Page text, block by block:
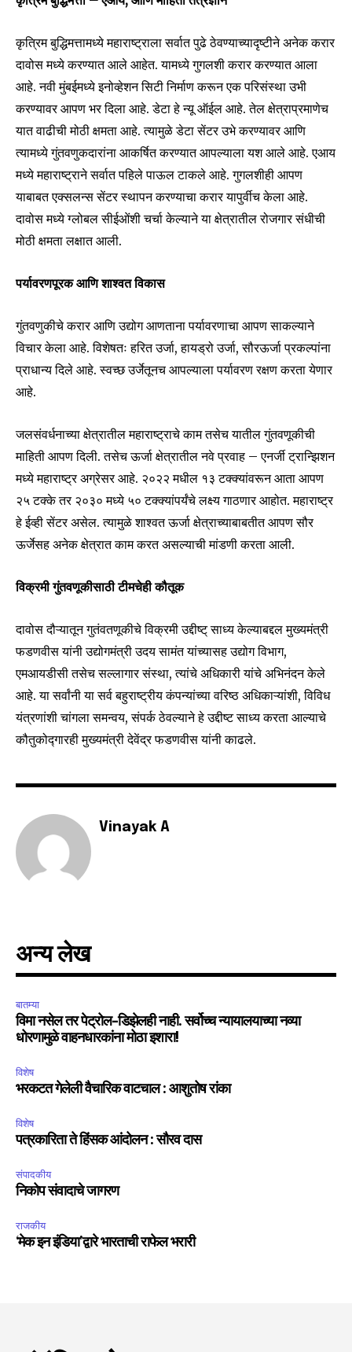
कृत्रिम बुद्धिमत्तामध्ये महाराष्ट्राला सर्वात पुढे ठेवण्याच्यादृष्टीने अनेक करार
दावोस मध्ये करण्यात आले आहेत. यामध्ये गुगलशी करार करण्यात आला
आहे. नवी मुंबईमध्ये इनोव्हेशन सिटी निर्माण करून एक परिसंस्था उभी
करण्यावर आपण भर दिला आहे. डेटा हे न्यू ऑईल आहे. तेल क्षेत्राप्रमाणेच
यात वाढीची मोठी क्षमता आहे. त्यामुळे डेटा सेंटर उभे करण्यावर आणि
त्यामध्ये गुंतवणुकदारांना आकर्षित करण्यात आपल्याला यश आले आहे. एआय
मध्ये महाराष्ट्राने सर्वात पहिले पाऊल टाकले आहे. गुगलशीही आपण
याबाबत एक्सलन्स सेंटर स्थापन करण्याचा करार यापुर्वीच केला आहे.
दावोस मध्ये ग्लोबल सीईओंशी चर्चा केल्याने या क्षेत्रातील रोजगार संधीची
मोठी क्षमता लक्षात आली.
पर्यावरणपूरक आणि शाश्वत विकास
गुंतवणुकीचे करार आणि उद्योग आणताना पर्यावरणाचा आपण साकल्याने
विचार केला आहे. विशेषतः हरित उर्जा, हायड्रो उर्जा, सौरऊर्जा प्रकल्पांना
प्राधान्य दिले आहे. स्वच्छ उर्जेतूनच आपल्याला पर्यावरण रक्षण करता येणार
आहे.
जलसंवर्धनाच्या क्षेत्रातील महाराष्ट्राचे काम तसेच यातील गुंतवणूकीची
माहिती आपण दिली. तसेच ऊर्जा क्षेत्रातील नवे प्रवाह – एनर्जी ट्रान्झिशन
मध्ये महाराष्ट्र अग्रेसर आहे. २०२२ मधील १३ टक्क्यांवरून आता आपण
२५ टक्के तर २०३० मध्ये ५० टक्क्यांपर्यंचे लक्ष्य गाठणार आहोत. महाराष्ट्र
हे ईव्ही सेंटर असेल. त्यामुळे शाश्वत ऊर्जा क्षेत्राच्याबाबतीत आपण सौर
ऊर्जेसह अनेक क्षेत्रात काम करत असल्याची मांडणी करता आली.
विक्रमी गुंतवणूकीसाठी टीमचेही कौतूक
दावोस दौऱ्यातून गुतंवतणूकीचे विक्रमी उद्दीष्ट् साध्य केल्याबद्दल मुख्यमंत्री
फडणवीस यांनी उद्योगमंत्री उदय सामंत यांच्यासह उद्योग विभाग,
एमआयडीसी तसेच सल्लागार संस्था, त्यांचे अधिकारी यांचे अभिनंदन केले
आहे. या सर्वांनी या सर्व बहुराष्ट्रीय कंपन्यांच्या वरिष्ठ अधिकाऱ्यांशी, विविध
यंत्रणांशी चांगला समन्वय, संपर्क ठेवल्याने हे उद्दीष्ट साध्य करता आल्याचे
कौतुकोद्गारही मुख्यमंत्री देवेंद्र फडणवीस यांनी काढले.
Vinayak A
अन्य लेख
बातम्या
विमा नसेल तर पेट्रोल-डिझेलही नाही. सर्वोच्च न्यायालयाच्या नव्या
धोरणामुळे वाहनधारकांना मोठा इशारा!
विशेष
भरकटत गेलेली वैचारिक वाटचाल : आशुतोष रांका
विशेष
पत्रकारिता ते हिंसक आंदोलन : सौरव दास
संपादकीय
निकोप संवादाचे जागरण
राजकीय
‘मेक इन इंडिया’द्वारे भारताची राफेल भरारी